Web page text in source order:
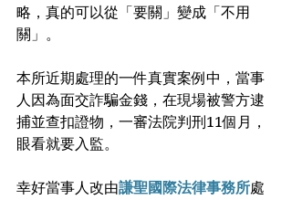
略，真的可以從「要關」變成「不用
關」。
本所近期處理的一件真實案例中，當事
人因為面交詐騙金錢，在現場被警方逮
捕並查扣證物，一審法院判刑11個月，
眼看就要入監。
幸好當事人改由謙聖國際法律事務所處